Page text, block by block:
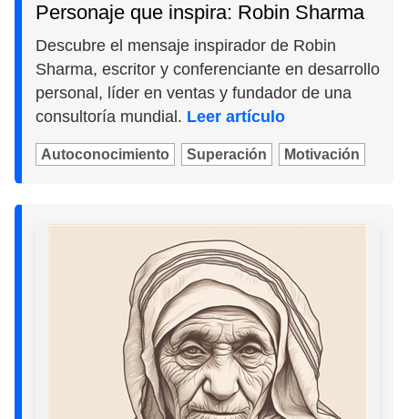
Personaje que inspira: Robin Sharma
Descubre el mensaje inspirador de Robin
Sharma, escritor y conferenciante en desarrollo
personal, líder en ventas y fundador de una
consultoría mundial. Leer artículo
Autoconocimiento Superación Motivación